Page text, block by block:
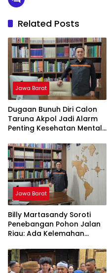
Related Posts
Jawa Barat
Dugaan Bunuh Diri Calon
Taruna Akpol Jadi Alarm
Penting Kesehatan Mental
Berbasis Disiplin
Jawa Barat
Billy Martasandy Soroti
Penebangan Pohon Jalan
Riau: Ada Kelemahan
Jangan Tunggu Viral Baru
Bertindak